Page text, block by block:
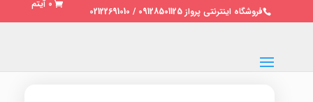
فروشگاه اینترنتی پرواز 09128501125 / 02122691010
0 آیتم